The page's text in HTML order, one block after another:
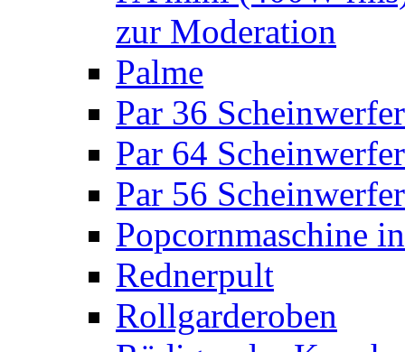
zur Moderation
Palme
Par 36 Scheinwerfer
Par 64 Scheinwerfer
Par 56 Scheinwerfer
Popcornmaschine
Rednerpult
Rollgarderoben